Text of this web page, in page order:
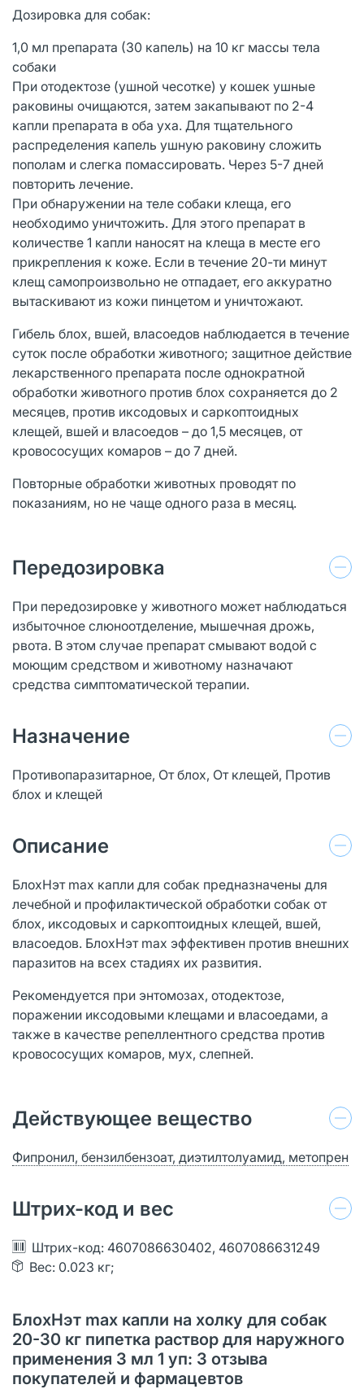
Дозировка для собак:
1,0 мл препарата (30 капель) на 10 кг массы тела
собаки
При отодектозе (ушной чесотке) у кошек ушные
раковины очищаются, затем закапывают по 2-4
капли препарата в оба уха. Для тщательного
распределения капель ушную раковину сложить
пополам и слегка помассировать. Через 5-7 дней
повторить лечение.
При обнаружении на теле собаки клеща, его
необходимо уничтожить. Для этого препарат в
количестве 1 капли наносят на клеща в месте его
прикрепления к коже. Если в течение 20-ти минут
клещ самопроизвольно не отпадает, его аккуратно
вытаскивают из кожи пинцетом и уничтожают.
Гибель блох, вшей, власоедов наблюдается в течение
суток после обработки животного; защитное действие
лекарственного препарата после однократной
обработки животного против блох сохраняется до 2
месяцев, против иксодовых и саркоптоидных
клещей, вшей и власоедов – до 1,5 месяцев, от
кровососущих комаров – до 7 дней.
Повторные обработки животных проводят по
показаниям, но не чаще одного раза в месяц.
Передозировка
При передозировке у животного может наблюдаться
избыточное слюноотделение, мышечная дрожь,
рвота. В этом случае препарат смывают водой с
моющим средством и животному назначают
средства симптоматической терапии.
Назначение
Противопаразитарное, От блох, От клещей, Против
блох и клещей
Описание
БлохНэт max капли для собак предназначены для
лечебной и профилактической обработки собак от
блох, иксодовых и саркоптоидных клещей, вшей,
власоедов. БлохНэт max эффективен против внешних
паразитов на всех стадиях их развития.
Рекомендуется при энтомозах, отодектозе,
поражении иксодовыми клещами и власоедами, а
также в качестве репеллентного средства против
кровососущих комаров, мух, слепней.
Действующее вещество
Фипронил, бензилбензоат, диэтилтолуамид, метопрен
Штрих-код и вес
Штрих-код: 4607086630402, 4607086631249
Вес: 0.023 кг;
БлохНэт max капли на холку для собак
20-30 кг пипетка раствор для наружного
применения 3 мл 1 уп: 3 отзыва
покупателей и фармацевтов